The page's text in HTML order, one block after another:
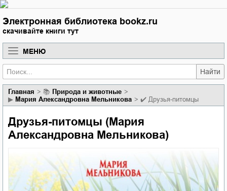
Электронная библиотека bookz.ru
скачивайте книги тут
МЕНЮ
Найти
Главная 📚
природа и животные
▶ Мария Александровна Мельникова ✔️ Друзья-питомцы
Друзья-питомцы (Мария
Александровна Мельникова)